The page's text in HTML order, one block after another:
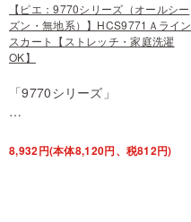
【ピエ：9770シリーズ（オールシー
ズン・無地系）】HCS9771Ａライン
スカート【ストレッチ・家庭洗濯
OK】
「9770シリーズ」
…
8,932円(本体8,120円、税812円)